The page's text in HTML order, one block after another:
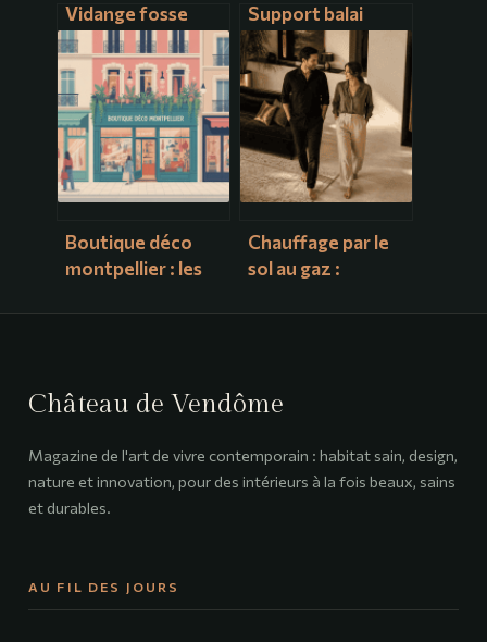
Vidange fosse
septique tarif : ce
qu’il faut vraiment
prévoir en budget
Support balai
mural : comment
choisir et
organiser
efficacement vos
rangements
Boutique déco
montpellier : les
adresses pour
Chauffage par le
sol au gaz :
thermique intégral
Château de Vendôme
Magazine de l'art de vivre contemporain : habitat sain, design,
nature et innovation, pour des intérieurs à la fois beaux, sains
et durables.
AU FIL DES JOURS